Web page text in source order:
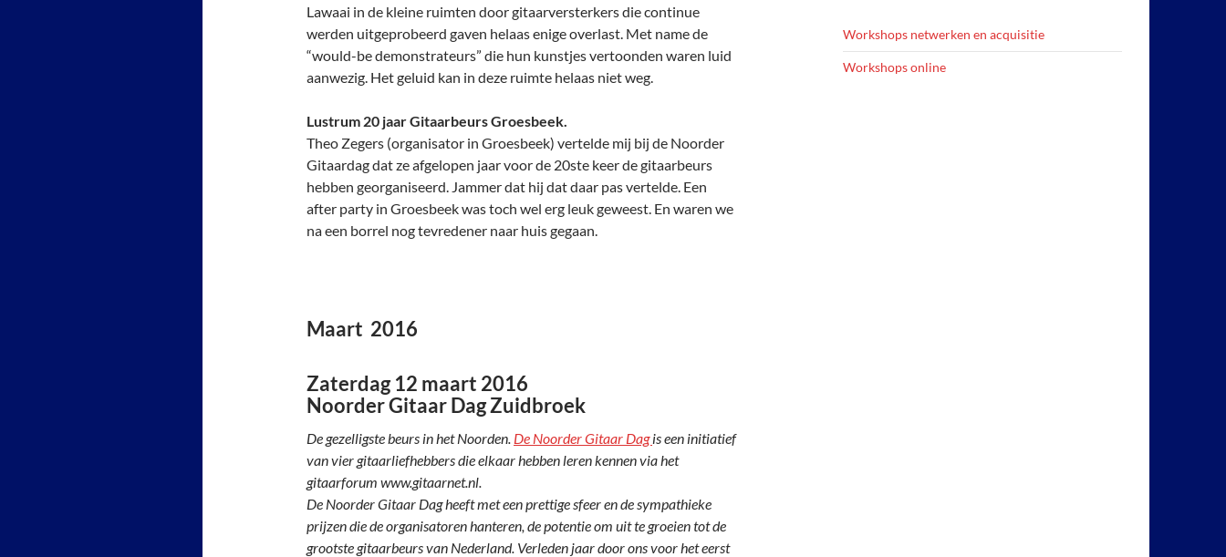
Lawaai in de kleine ruimten door gitaarversterkers die continue
werden uitgeprobeerd gaven helaas enige overlast. Met name de
“would-be demonstrateurs” die hun kunstjes vertoonden waren luid
aanwezig. Het geluid kan in deze ruimte helaas niet weg.
Lustrum 20 jaar Gitaarbeurs Groesbeek.
Theo Zegers (organisator in Groesbeek) vertelde mij bij de Noorder
Gitaardag dat ze afgelopen jaar voor de 20ste keer de gitaarbeurs
hebben georganiseerd. Jammer dat hij dat daar pas vertelde. Een
after party in Groesbeek was toch wel erg leuk geweest. En waren we
na een borrel nog tevredener naar huis gegaan.
Maart 2016
Zaterdag 12 maart 2016
Noorder Gitaar Dag Zuidbroek
De gezelligste beurs in het Noorden. De Noorder Gitaar Dagis een initiatief
van vier gitaarliefhebbers die elkaar hebben leren kennen via het
gitaarforum www.gitaarnet.nl.
De Noorder Gitaar Dag heeft met een prettige sfeer en de sympathieke
prijzen die de organisatoren hanteren, de potentie om uit te groeien tot de
grootste gitaarbeurs van Nederland. Verleden jaar door ons voor het eerst
Workshops netwerken en acquisitie
Workshops online